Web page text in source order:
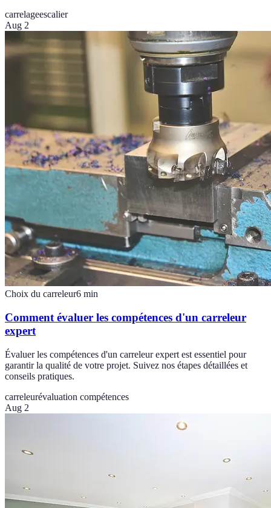
carrelageescalier
Aug 2
Choix du carreleur6 min
Comment évaluer les compétences d'un carreleur
expert
Évaluer les compétences d'un carreleur expert est essentiel pour
garantir la qualité de votre projet. Suivez nos étapes détaillées et
conseils pratiques.
carreleurévaluation compétences
Aug 2